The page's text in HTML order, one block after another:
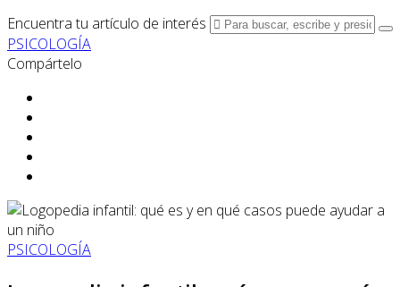
Encuentra tu artículo de interés
PSICOLOGÍA
Compártelo
PSICOLOGÍA